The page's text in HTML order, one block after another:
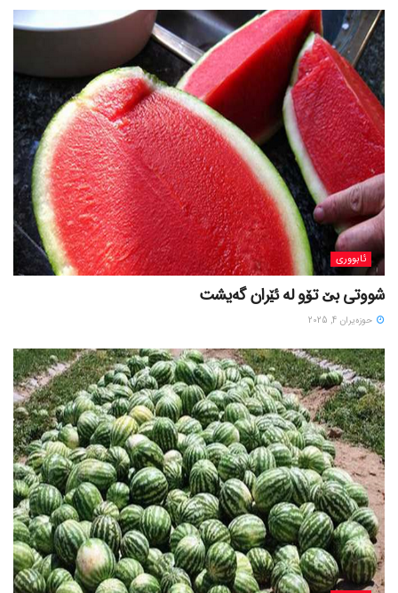
ئابووری
شووتی بێ تۆو لە ئێران گەیشت
حوزه‌یران 4, 2025